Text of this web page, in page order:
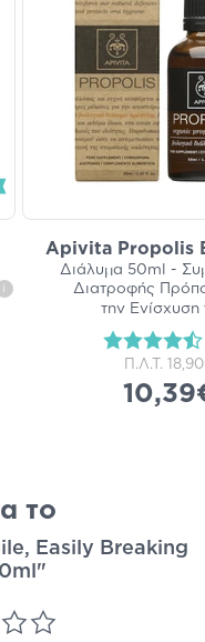
i
Apivita Propolis
Διάλυμα 50ml -
Διατροφής
την Ενίσχυση
Π.Λ.Τ.
το
Easily Breaking